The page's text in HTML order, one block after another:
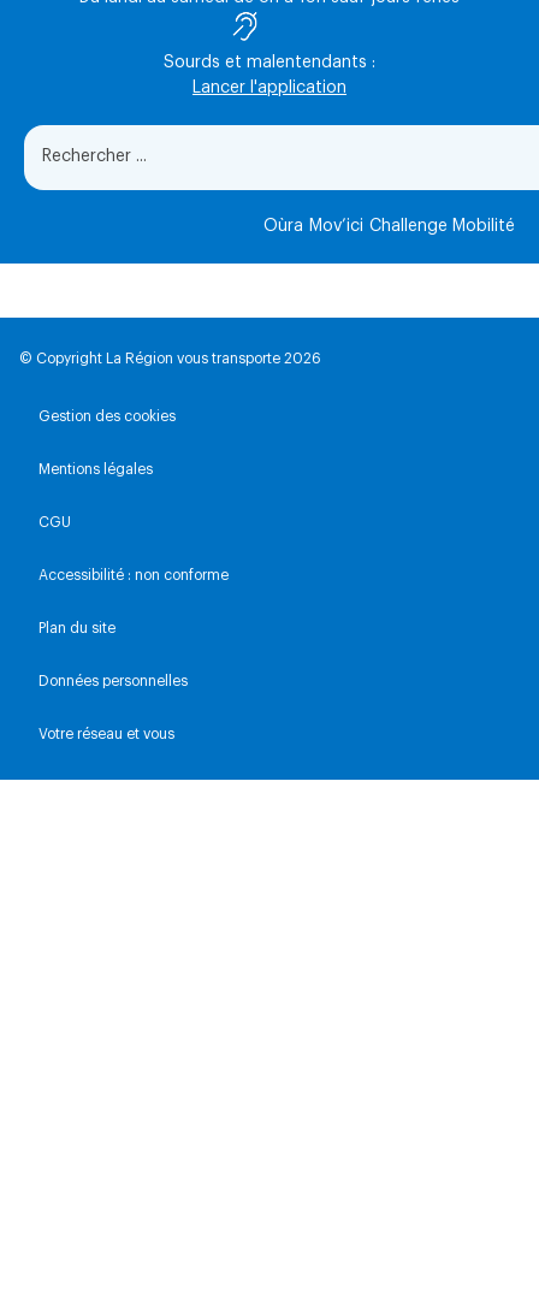
Sourds et malentendants :
Lancer l'application
Oùra Mov’ici Challenge Mobilité
© Copyright La Région vous transporte 2026
Gestion des cookies
Mentions légales
CGU
Accessibilité : non conforme
Plan du site
Données personnelles
Votre réseau et vous